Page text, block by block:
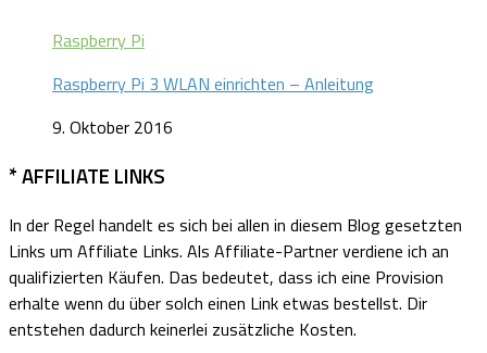
Raspberry Pi
Raspberry Pi 3 WLAN einrichten – Anleitung
9. Oktober 2016
* AFFILIATE LINKS
In der Regel handelt es sich bei allen in diesem Blog gesetzten
Links um Affiliate Links. Als Affiliate-Partner verdiene ich an
qualifizierten Käufen. Das bedeutet, dass ich eine Provision
erhalte wenn du über solch einen Link etwas bestellst. Dir
entstehen dadurch keinerlei zusätzliche Kosten.